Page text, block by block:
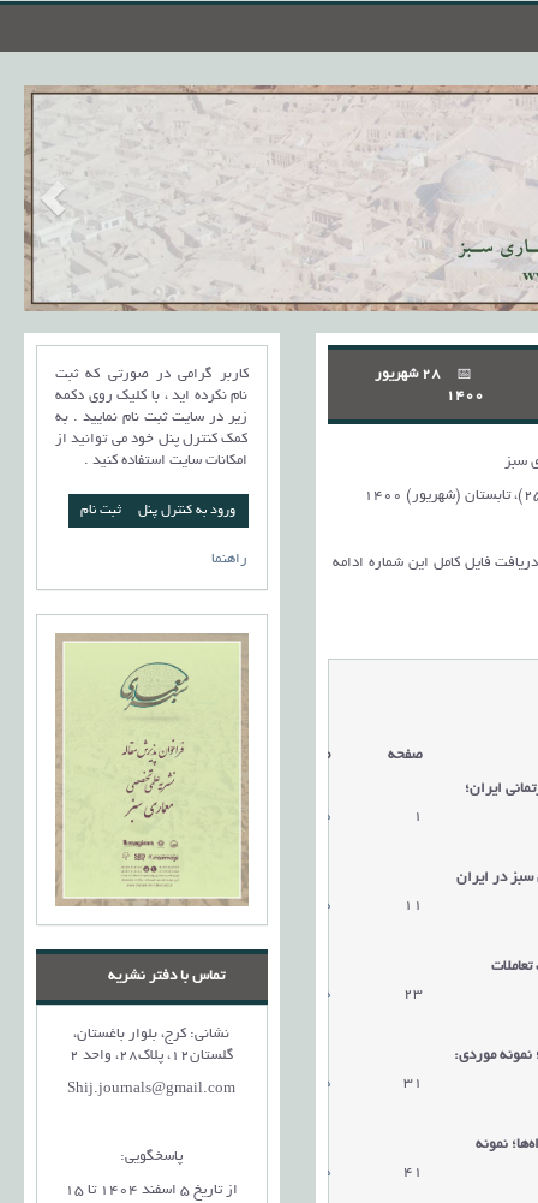
28 شهریور
1400
سبز
فایل کامل این شماره ادامه
صفحه مقالات
ایران؛
1
دریافت مقاله
سبز در ایران
11
دریافت مقاله
23
دریافت مقاله
نمونه موردی:
31
دریافت مقاله
نمونه
41
دریافت مقاله
کاربر گرامی در صورتی که ثبت
نام نکرده اید ، با کلیک روی دکمه
زیر در سایت ثبت نام نمایید . به
کمک کنترل پنل خود می توانید از
امکانات سایت استفاده کنید .
ورود به کنترل پنل
راهنما
تماس با دفتر نشریه
نشانی: کرج، بلوار باغستان،
گلستان12، پلاک28، واحد 2
Shij.journals@gmail.com
پاسخگویی:
از تاریخ 5 اسفند 1404 تا 15